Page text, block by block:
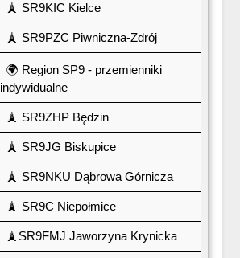
🗼 SR9KIC Kielce
🗼 SR9PZC Piwniczna-Zdrój
🌍 Region SP9 - przemienniki
indywidualne
🗼 SR9ZHP Będzin
🗼 SR9JG Biskupice
🗼 SR9NKU Dąbrowa Górnicza
🗼 SR9C Niepołmice
🗼SR9FMJ Jaworzyna Krynicka